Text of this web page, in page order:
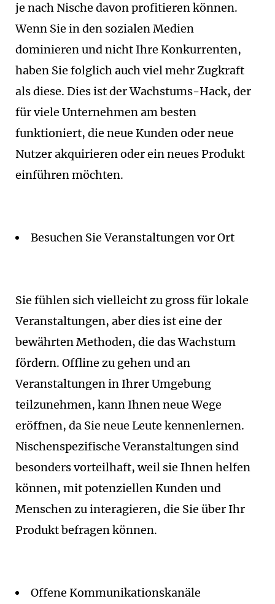
je nach Nische davon profitieren können.
Wenn Sie in den sozialen Medien
dominieren und nicht Ihre Konkurrenten,
haben Sie folglich auch viel mehr Zugkraft
als diese. Dies ist der Wachstums-Hack, der
für viele Unternehmen am besten
funktioniert, die neue Kunden oder neue
Nutzer akquirieren oder ein neues Produkt
einführen möchten.
Besuchen Sie Veranstaltungen vor Ort
Sie fühlen sich vielleicht zu gross für lokale
Veranstaltungen, aber dies ist eine der
bewährten Methoden, die das Wachstum
fördern. Offline zu gehen und an
Veranstaltungen in Ihrer Umgebung
teilzunehmen, kann Ihnen neue Wege
eröffnen, da Sie neue Leute kennenlernen.
Nischenspezifische Veranstaltungen sind
besonders vorteilhaft, weil sie Ihnen helfen
können, mit potenziellen Kunden und
Menschen zu interagieren, die Sie über Ihr
Produkt befragen können.
Offene Kommunikationskanäle